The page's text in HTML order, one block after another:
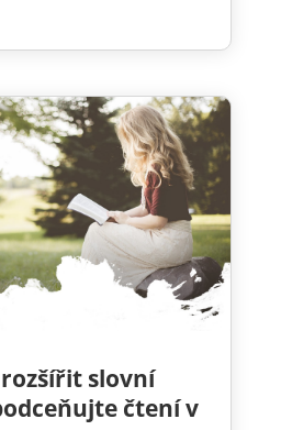
slovní
čtení v